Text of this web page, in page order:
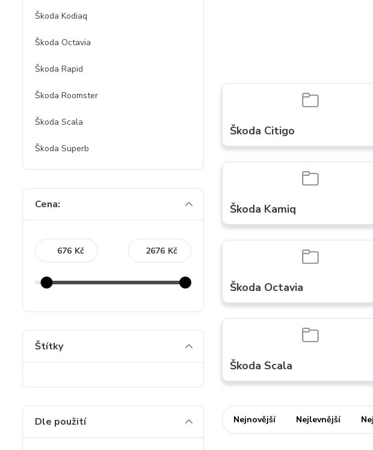
Škoda Citigo
Škoda Kamiq
Škoda Octavia
Škoda Scala
Nejnovější Nejlevnější
Škoda Kodiaq
Škoda Octavia
Škoda Rapid
Škoda Roomster
Škoda Scala
Škoda Superb
Cena:
Kč Kč
Štítky
Dle použití